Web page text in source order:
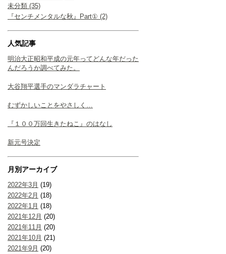
未分類 (35)
『センチメンタルな秋』Part① (2)
人気記事
明治大正昭和平成の元年ってどんな年だった
んだろうか調べてみた。
大谷翔平選手のマンダラチャート
むずかしいことをやさしく…
『１００万回生きたねこ』のはなし
新元号決定
月別アーカイブ
2022年3月 (19)
2022年2月 (18)
2022年1月 (18)
2021年12月 (20)
2021年11月 (20)
2021年10月 (21)
2021年9月 (20)